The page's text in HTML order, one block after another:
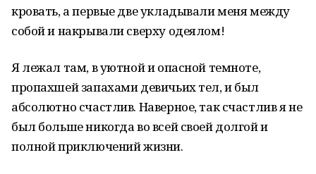
кровать, а первые две укладывали меня между
собой и накрывали сверху одеялом!
Я лежал там, в уютной и опасной темноте,
пропахшей запахами девичьих тел, и был
абсолютно счастлив. Наверное, так счастлив я не
был больше никогда во всей своей долгой и
полной приключений жизни.